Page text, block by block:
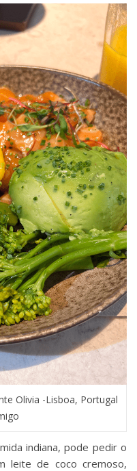
Olivia -Lisboa, Portugal
indiana, pode pedir o
leite de coco cremoso,